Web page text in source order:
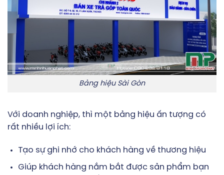
Bảng hiệu Sài Gòn
Với doanh nghiệp, thì một bảng hiệu ấn tượng có
rất nhiều lợi ích:
Tạo sự ghi nhớ cho khách hàng về thương hiệu
Giúp khách hàng nắm bắt được sản phẩm bạn